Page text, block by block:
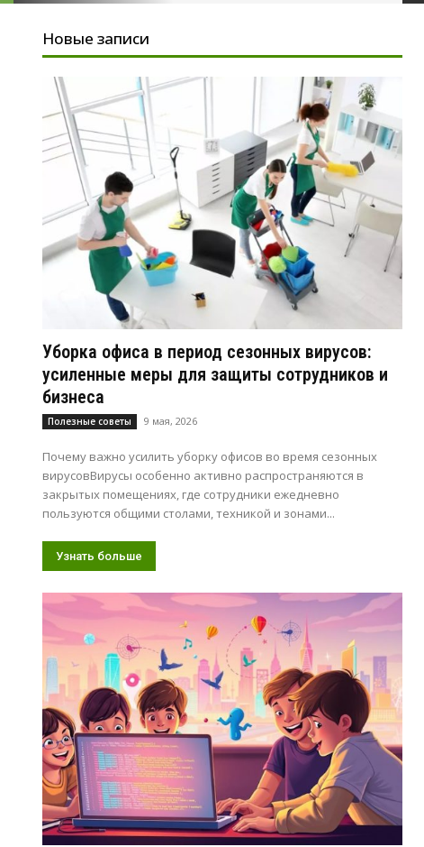
Новые записи
Уборка офиса в период сезонных вирусов:
усиленные меры для защиты сотрудников и
бизнеса
Полезные советы 9 мая, 2026
Почему важно усилить уборку офисов во время сезонных
вирусовВирусы особенно активно распространяются в
закрытых помещениях, где сотрудники ежедневно
пользуются общими столами, техникой и зонами...
Узнать больше